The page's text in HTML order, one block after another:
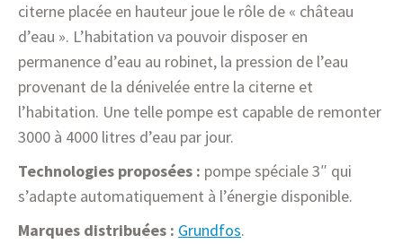
citerne placée en hauteur joue le rôle de « château
d’eau ». L’habitation va pouvoir disposer en
permanence d’eau au robinet, la pression de l’eau
provenant de la dénivelée entre la citerne et
l’habitation. Une telle pompe est capable de remonter
3000 à 4000 litres d’eau par jour.
Technologies proposées : pompe spéciale 3″ qui
s’adapte automatiquement à l’énergie disponible.
Marques distribuées : Grundfos.